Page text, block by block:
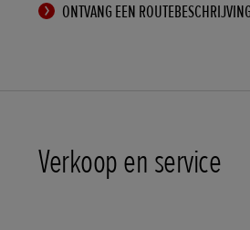
ONTVANG EEN ROUTEBESCHRIJVING
Verkoop en service